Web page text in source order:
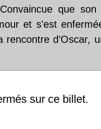
que
et s'est
rencontre d’Oscar,
sur ce billet.